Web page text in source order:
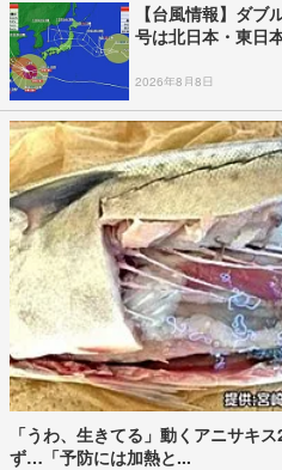
【台風情報】ダ
号は北日本・東日
2026年8月8日
「うわ、生きてる」動くアニサキ
ず…「予防には加熱と...